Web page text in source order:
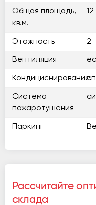
Общая площадь,
кв.м.
12
Этажность 2
Вентиляция
Кондиционирование
Система
пожаротушения
Паркинг
Рассчитайте
склада